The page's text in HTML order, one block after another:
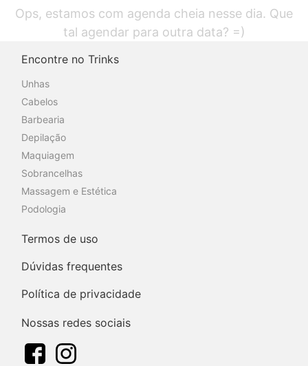
Ops, estamos com agenda cheia nesse dia. Que
tal agendar para outra data? =)
Encontre no Trinks
Unhas
Cabelos
Barbearia
Depilação
Maquiagem
Sobrancelhas
Massagem e Estética
Podologia
Termos de uso
Dúvidas frequentes
Política de privacidade
Nossas redes sociais